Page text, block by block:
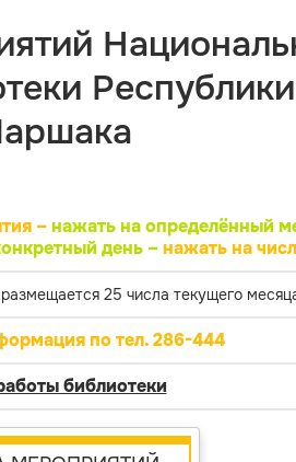
Республики
– нажать на определённый
день –нажать на
25 числа текущего
по тел. 286-444
библиотеки